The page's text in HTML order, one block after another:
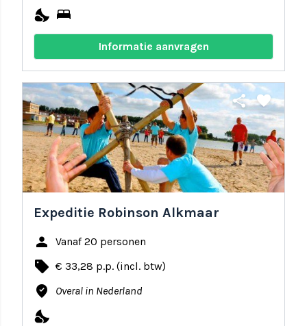
nights_stay bed
Informatie aanvragen
share favorite
Expeditie Robinson Alkmaar
person Vanaf 20 personen
local_offer € 33,28 p.p. (incl. btw)
where_to_vote Overal in Nederland
nights_stay